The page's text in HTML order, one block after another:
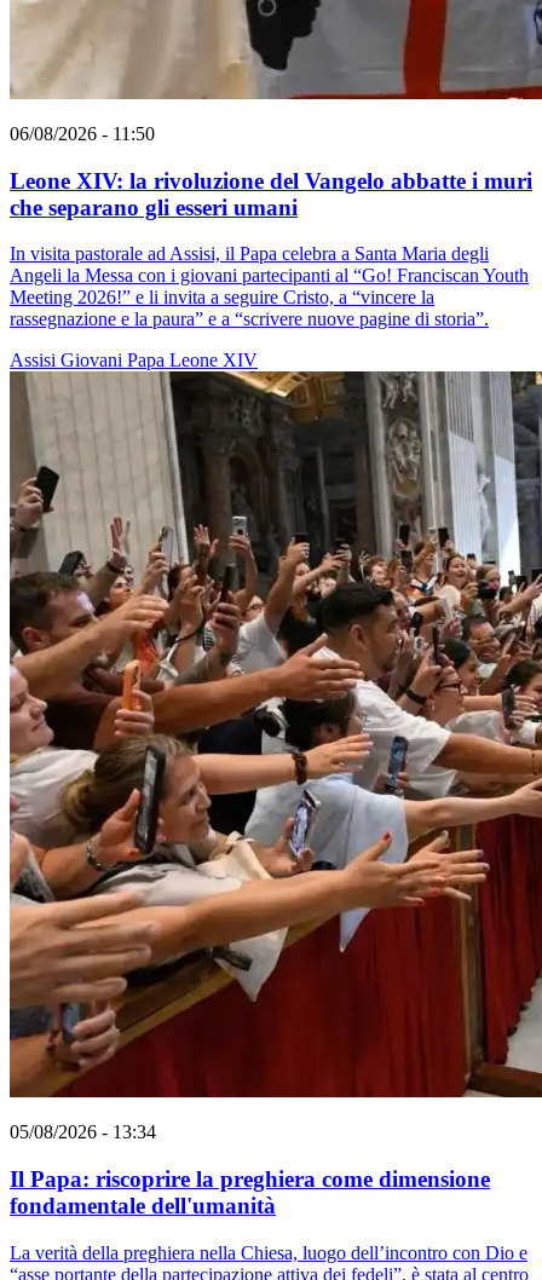
06/08/2026 - 11:50
Leone XIV: la rivoluzione del Vangelo abbatte i muri
che separano gli esseri umani
In visita pastorale ad Assisi, il Papa celebra a Santa Maria degli
Angeli la Messa con i giovani partecipanti al “Go! Franciscan Youth
Meeting 2026!” e li invita a seguire Cristo, a “vincere la
rassegnazione e la paura” e a “scrivere nuove pagine di storia”.
Assisi Giovani Papa Leone XIV
05/08/2026 - 13:34
Il Papa: riscoprire la preghiera come dimensione
fondamentale dell'umanità
La verità della preghiera nella Chiesa, luogo dell’incontro con Dio e
“asse portante della partecipazione attiva dei fedeli”, è stata al centro